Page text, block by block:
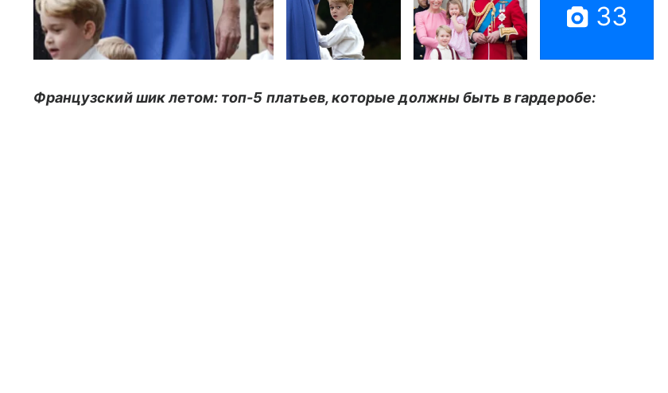
33
Французский шик летом: топ-5 платьев, которые должны быть в гардеробе: